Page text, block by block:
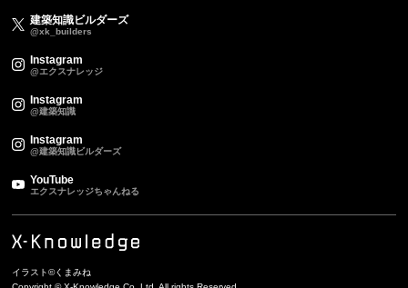
建築知識ビルダーズ
@xk_builders
Instagram
@エクスナレッジ
Instagram
@建築知識
Instagram
@建築知識ビルダーズ
YouTube
エクスナレッジちゃんねる
イラスト©くまみね